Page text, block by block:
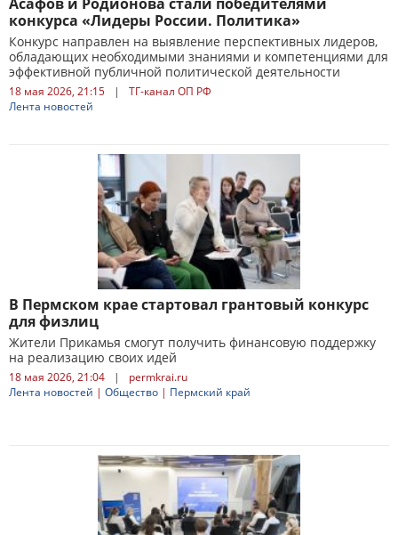
конкурса «Лидеры России. Политика»
Конкурс направлен на выявление перспективных лидеров,
обладающих необходимыми знаниями и компетенциями для
эффективной публичной политической деятельности
18 мая 2026, 21:15 |
ТГ-канал ОП РФ
Лента новостей
В Пермском крае стартовал грантовый конкурс
для физлиц
Жители Прикамья смогут получить финансовую поддержку
на реализацию своих идей
18 мая 2026, 21:04 |
permkrai.ru
Лента новостей | Общество | Пермский край